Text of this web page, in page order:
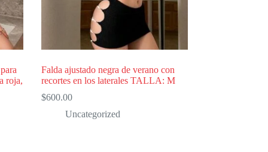
roja,
Falda ajustado negra de verano con
recortes en los laterales TALLA: M
$600.00
Uncategorized